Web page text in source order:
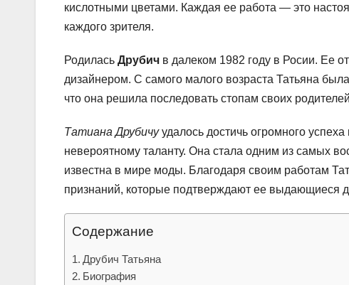
кислотными цветами. Каждая ее работа — это
каждого зрителя.
Родилась Друбич в далеком 1982 году в Росии. Ее
дизайнером. С самого малого возраста Татьяна
что она решила последовать стопам своих
Татиана Друбичуудалось достичь огромного
невероятному таланту. Она стала одним из самых
известна в мире моды. Благодаря своим работам
признаний, которые подтверждают ее выдающиеся
Содержание
Друбич Татьяна
Биография